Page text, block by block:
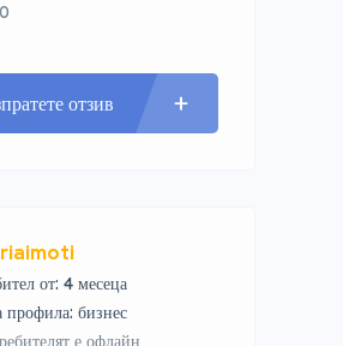
отзив
от: 4 месеца
профила: бизнес
е офлайн